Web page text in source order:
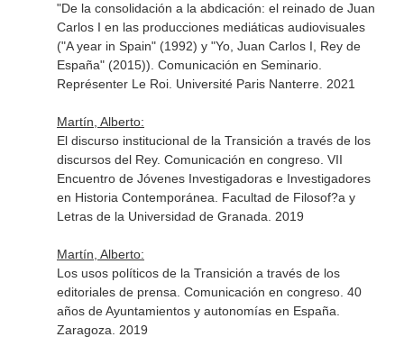
"De la consolidación a la abdicación: el reinado de Juan
Carlos I en las producciones mediáticas audiovisuales
("A year in Spain" (1992) y "Yo, Juan Carlos I, Rey de
España" (2015)). Comunicación en Seminario.
Représenter Le Roi. Université Paris Nanterre. 2021
Martín, Alberto:
El discurso institucional de la Transición a través de los
discursos del Rey. Comunicación en congreso. VII
Encuentro de Jóvenes Investigadoras e Investigadores
en Historia Contemporánea. Facultad de Filosof?a y
Letras de la Universidad de Granada. 2019
Martín, Alberto:
Los usos políticos de la Transición a través de los
editoriales de prensa. Comunicación en congreso. 40
años de Ayuntamientos y autonomías en España.
Zaragoza. 2019